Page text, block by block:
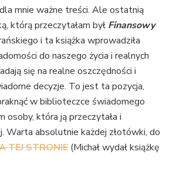
mnie ważne treści. Ale ostatnią
którą przeczytałam był Finansowy
i ta książka wprowadziła
do naszego życia i realnych
się na realne oszczędności i
decyzje. To jest ta pozycja,
w biblioteczce świadomego
osoby, która ją przeczytała i
Warta absolutnie każdej złotówki, do
TEJ STRONIE (Michał wydał książkę